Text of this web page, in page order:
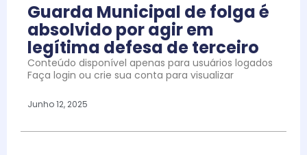
Guarda Municipal de folga é
absolvido por agir em
legítima defesa de terceiro
Conteúdo disponível apenas para usuários logados
Faça login ou crie sua conta para visualizar
Junho 12, 2025